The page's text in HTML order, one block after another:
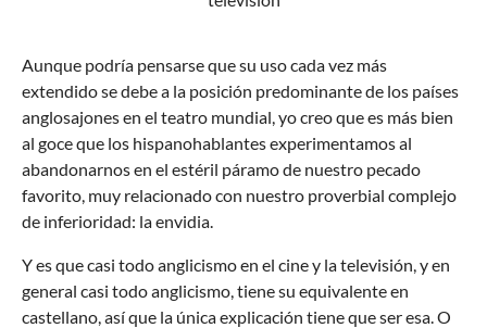
Aunque podría pensarse que su uso cada vez más
extendido se debe a la posición predominante de los países
anglosajones en el teatro mundial, yo creo que es más bien
al goce que los hispanohablantes experimentamos al
abandonarnos en el estéril páramo de nuestro pecado
favorito, muy relacionado con nuestro proverbial complejo
de inferioridad: la envidia.
Y es que casi todo anglicismo en el cine y la televisión, y en
general casi todo anglicismo, tiene su equivalente en
castellano, así que la única explicación tiene que ser esa. O